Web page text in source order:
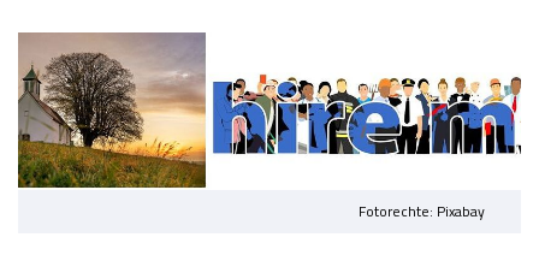
Fotorechte: Pixabay